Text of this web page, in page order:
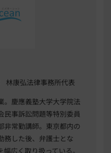
林康弘法律事務所代表
。慶應義塾大学大学院法
民事訴訟問題等特別委員
非常勤講師。東京都内の
務した後、弁護士とな
広く取り扱っている。